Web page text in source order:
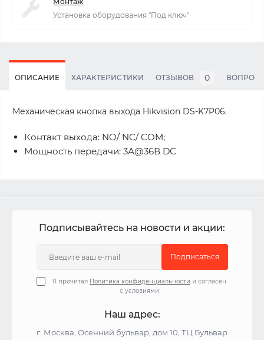
Установка оборудования "Под ключ"
ОПИСАНИЕ ХАРАКТЕРИСТИКИ ОТЗЫВОВ 0
Механическая кнопка выхода Hikvision DS-K7P06.
Контакт выхода: NO/ NC/ COM;
Мощность передачи: 3А@36В DC
Подписывайтесь на новости и акции:
Подписаться
Я прочитал Политика конфиденциальности и согласен
с условиями
Наш адрес:
г. Москва, Осенний бульвар, дом 10, ТЦ Бульвар